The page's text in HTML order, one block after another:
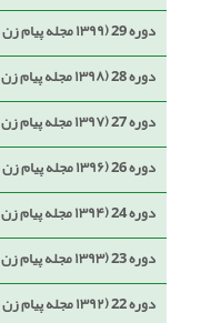
دوره 29 (۱۳۹۹ مجله پیام زن برای بانوان)
دوره 28 (۱۳۹۸ مجله پیام زن برای بانوان)
دوره 27 (۱۳۹۷ مجله پیام زن برای بانوان)
دوره 26 (۱۳۹۶ مجله پیام زن برای بانوان)
دوره 24 (۱۳۹۴ مجله پیام زن برای بانوان)
دوره 23 (۱۳۹۳ مجله پیام زن برای بانوان)
دوره 22 (۱۳۹۲ مجله پیام زن برای بانوان)